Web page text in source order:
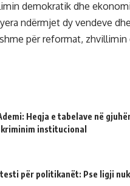
demokratik dhe
ndërmjet dy vendeve
për reformat,
Heqja e tabelave në
institucional
për politikanët: Pse ligji